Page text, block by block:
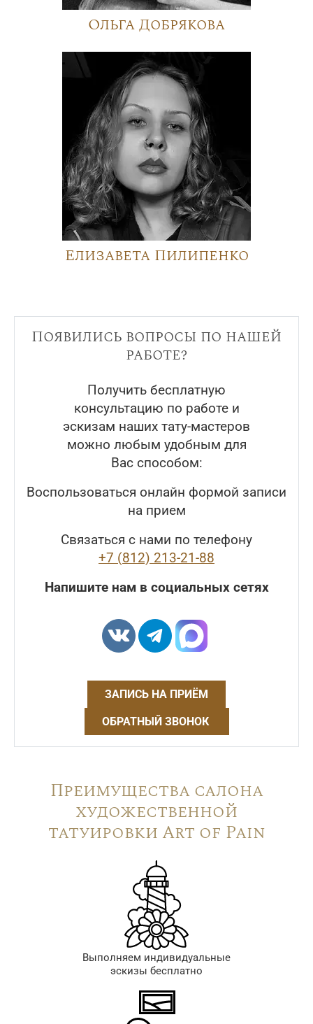
Ольга Добрякова
Елизавета Пилипенко
Появились вопросы по нашей
работе?
Получить бесплатную
консультацию по работе и
эскизам наших тату-мастеров
можно любым удобным для
Вас способом:
Воспользоваться онлайн формой записи
на прием
Связаться с нами по телефону
+7 (812) 213-21-88
Напишите нам в социальных сетях
ЗАПИСЬ НА ПРИЁМ
ОБРАТНЫЙ ЗВОНОК
Преимущества салона
художественной
татуировки Art of Pain
Выполняем индивидуальные
эскизы бесплатно